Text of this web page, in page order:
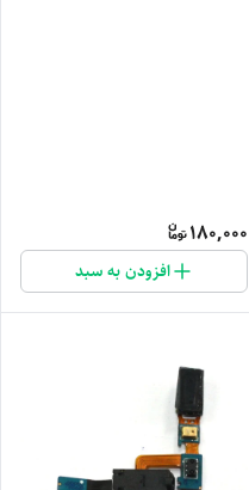
180,000
افزودن به سبد